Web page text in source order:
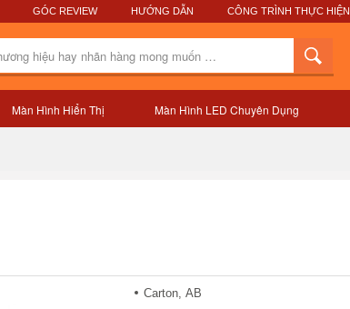
GÓC REVIEW HƯỚNG DẪN CÔNG TRÌNH THỰC HIỆN
Mô tả sản phẩm
Màn Hình Hiển Thị Màn Hình LED Chuyên Dụng
Carton, AB